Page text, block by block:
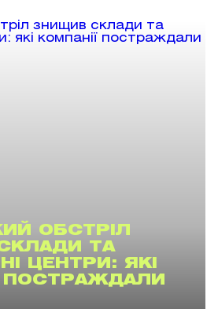
ОБСТРІЛ
ТА
ЦЕНТРИ: ЯКІ
ПОСТРАЖДАЛИ